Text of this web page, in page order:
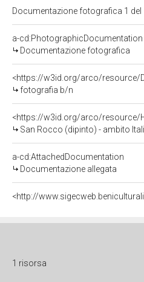
Documentazione fotografica 1
a-cd:PhotographicDocumentation
Documentazione fotografica
<https://w3id.org/arco/resource/
fotografia b/n
<https://w3id.org/arco/resource/
San Rocco (dipinto) - ambito
a-cd:AttachedDocumentation
Documentazione allegata
<http://
1 risorsa